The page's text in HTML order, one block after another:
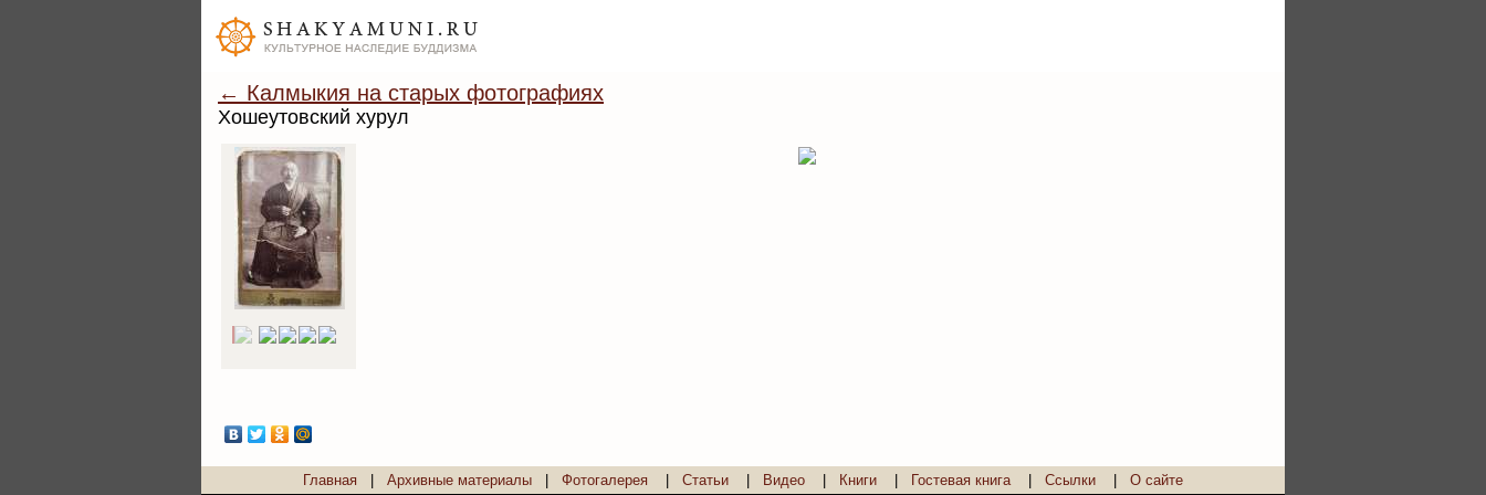
← Калмыкия на старых фотографиях
Хошеутовский хурул
Главная Архивные материалы Фотогалерея Статьи Видео Книги Гостевая книга| Ссылки О сайте